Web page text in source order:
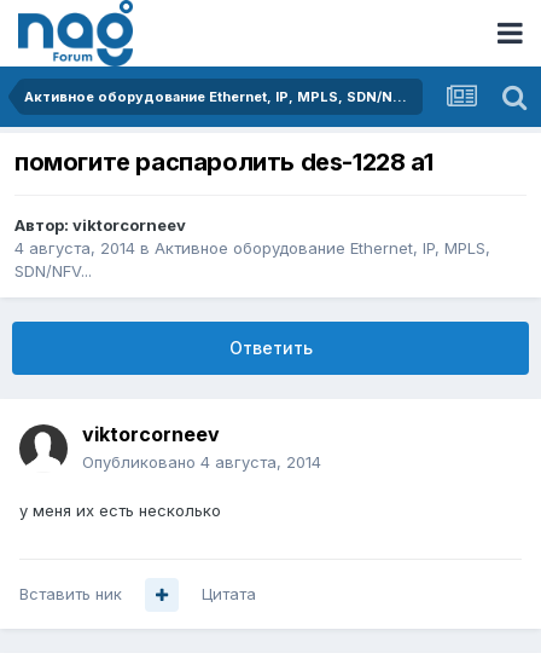
Активное оборудование Ethernet, IP, MPLS, SDN/NFV...
помогите распаролить des-1228 a1
Автор: viktorcorneev
4 августа, 2014 в Активное оборудование Ethernet, IP, MPLS,
SDN/NFV...
Ответить
viktorcorneev
Опубликовано 4 августа, 2014
у меня их есть несколько
Вставить ник Цитата